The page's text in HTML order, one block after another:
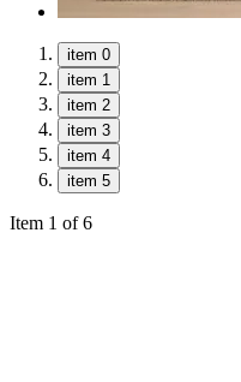
item 0
item 1
item 2
item 3
item 4
item 5
Item 1 of 6